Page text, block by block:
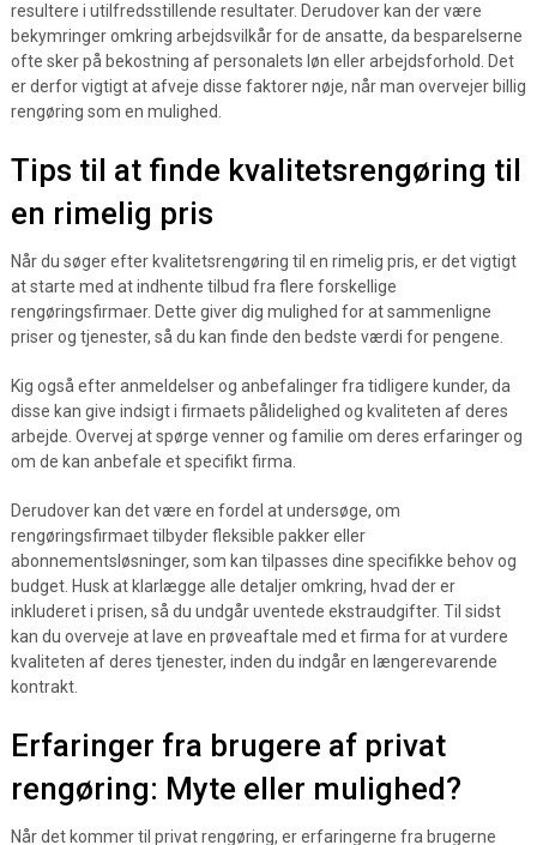
resultere i utilfredsstillende resultater. Derudover kan der være
bekymringer omkring arbejdsvilkår for de ansatte, da besparelserne
ofte sker på bekostning af personalets løn eller arbejdsforhold. Det
er derfor vigtigt at afveje disse faktorer nøje, når man overvejer billig
rengøring som en mulighed.
Tips til at finde kvalitetsrengøring til
en rimelig pris
Når du søger efter kvalitetsrengøring til en rimelig pris, er det vigtigt
at starte med at indhente tilbud fra flere forskellige
rengøringsfirmaer. Dette giver dig mulighed for at sammenligne
priser og tjenester, så du kan finde den bedste værdi for pengene.
Kig også efter anmeldelser og anbefalinger fra tidligere kunder, da
disse kan give indsigt i firmaets pålidelighed og kvaliteten af deres
arbejde. Overvej at spørge venner og familie om deres erfaringer og
om de kan anbefale et specifikt firma.
Derudover kan det være en fordel at undersøge, om
rengøringsfirmaet tilbyder fleksible pakker eller
abonnementsløsninger, som kan tilpasses dine specifikke behov og
budget. Husk at klarlægge alle detaljer omkring, hvad der er
inkluderet i prisen, så du undgår uventede ekstraudgifter. Til sidst
kan du overveje at lave en prøveaftale med et firma for at vurdere
kvaliteten af deres tjenester, inden du indgår en længerevarende
kontrakt.
Erfaringer fra brugere af privat
rengøring: Myte eller mulighed?
Når det kommer til privat rengøring, er erfaringerne fra brugerne